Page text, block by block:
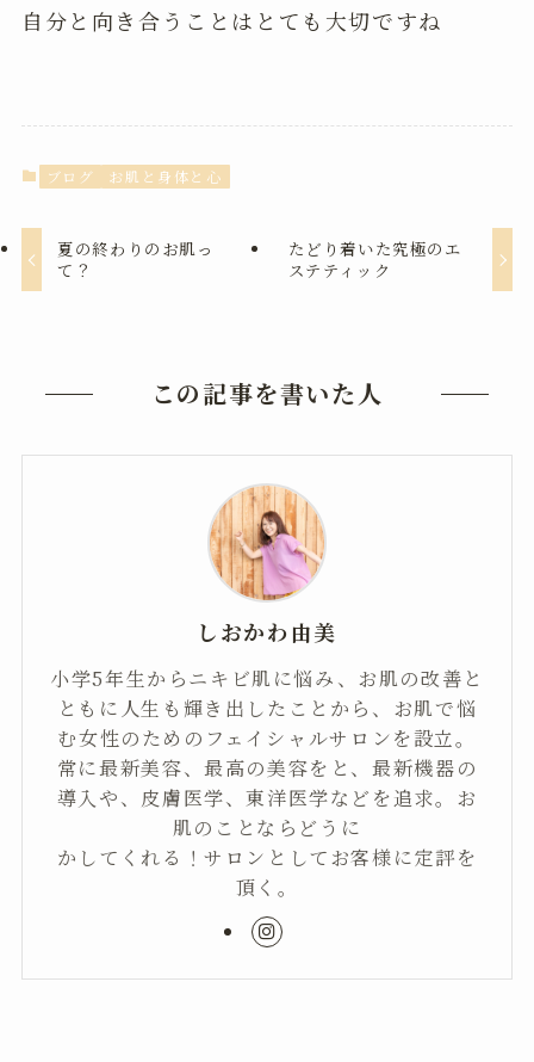
自分と向き合うことはとても大切ですね
ブログ お肌と身体と心
夏の終わりのお肌っ
て？
たどり着いた究極のエ
ステティック
この記事を書いた人
しおかわ由美
小学5年生からニキビ肌に悩み、お肌の改善と
ともに人生も輝き出したことから、お肌で悩
む女性のためのフェイシャルサロンを設立。
常に最新美容、最高の美容をと、最新機器の
導入や、皮膚医学、東洋医学などを追求。お
肌のことならどうに
かしてくれる！サロンとしてお客様に定評を
頂く。